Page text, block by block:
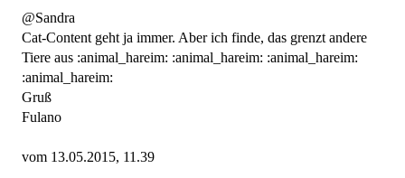
@Sandra
Cat-Content geht ja immer. Aber ich finde, das grenzt andere
Tiere aus :animal_hareim: :animal_hareim: :animal_hareim:
:animal_hareim:
Gruß
Fulano
vom 13.05.2015, 11.39